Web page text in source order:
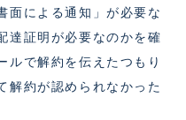
面による通知」が必要な
達証明が必要なのかを確
ルで解約を伝えたつもり
解約が認められなかった